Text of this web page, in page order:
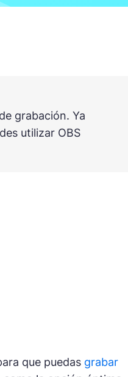
grabación. Ya
utilizar OBS
que puedas grabar